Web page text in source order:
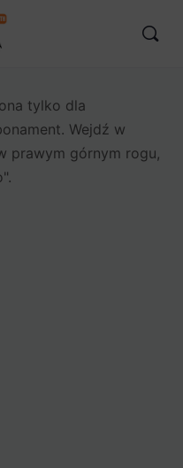
tylko dla
Wejdź w
prawym górnym rogu,